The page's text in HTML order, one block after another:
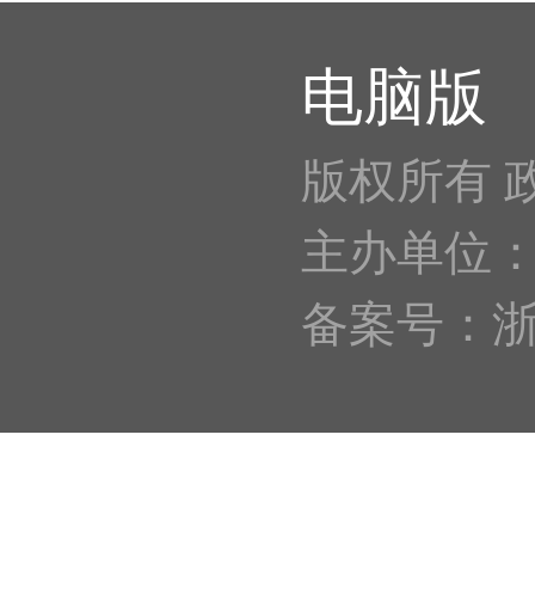
电脑版
版权所有
主办单位
备案号：